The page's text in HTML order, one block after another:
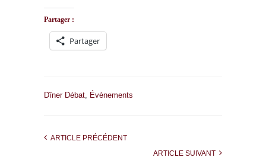
Partager :
Partager
Dîner Débat, Évènements
ARTICLE PRÉCÉDENT
ARTICLE SUIVANT